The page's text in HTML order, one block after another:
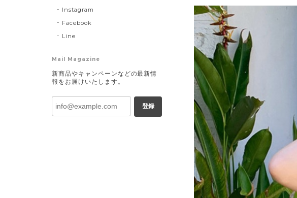
Instagram
Facebook
Line
Mail Magazine
新商品やキャンペーンなどの最新情
報をお届けいたします。
登録